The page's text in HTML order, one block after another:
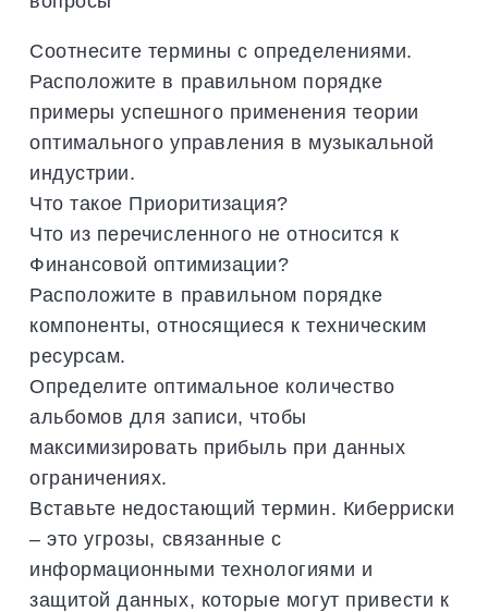
Соотнесите термины с определениями.
Расположите в правильном порядке
примеры успешного применения теории
оптимального управления в музыкальной
индустрии.
Что такое Приоритизация?
Что из перечисленного не относится к
Финансовой оптимизации?
Расположите в правильном порядке
компоненты, относящиеся к техническим
ресурсам.
Определите оптимальное количество
альбомов для записи, чтобы
максимизировать прибыль при данных
ограничениях.
Вставьте недостающий термин. Киберриски
– это угрозы, связанные с
информационными технологиями и
защитой данных, которые могут привести к